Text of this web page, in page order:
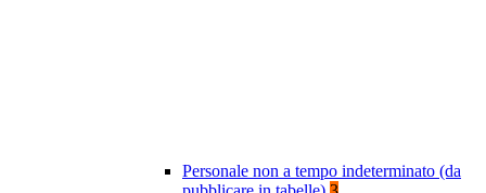
Personale non a tempo indeterminato (da